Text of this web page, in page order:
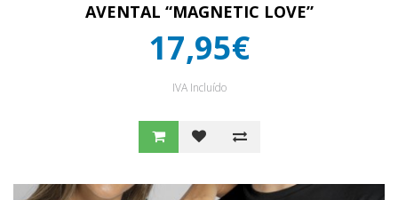
AVENTAL “MAGNETIC LOVE”
17,95€
IVA Incluído